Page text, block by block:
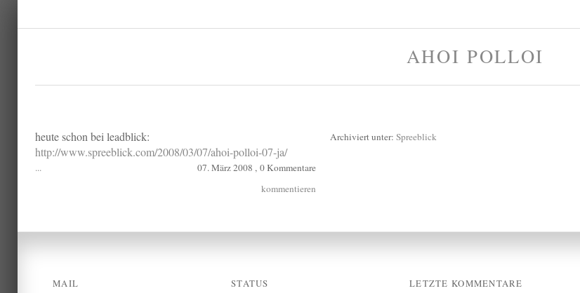
AHOI POLLOI
heute schon bei leadblick:
http://www.spreeblick.com/2008/03/07/ahoi-polloi-07-ja/
... 0 Kommentare
07. März 2008 ,
kommentieren
Archiviert unter: Spreeblick
MAIL STATUS LETZTE KOMMENTARE